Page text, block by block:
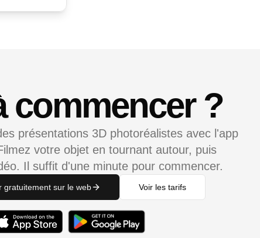
commencer ?
présentations 3D photoréalistes avec l'app
votre objet en tournant autour, puis
Il suffit d'une minute pour commencer.
gratuitement sur le web Voir les tarifs